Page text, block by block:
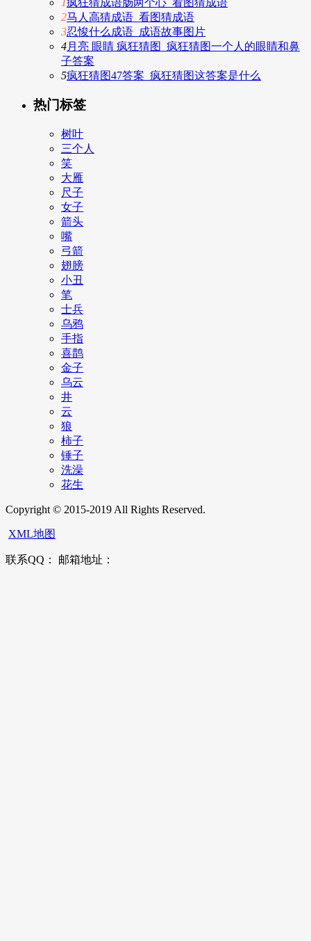
2马人高猜成语_看图猜成语
3忍悛什么成语_成语故事图片
4月亮 眼睛 疯狂猜图_疯狂猜图一个人的眼睛和鼻
子答案
5疯狂猜图47答案_疯狂猜图这答案是什么
热门标签
树叶
三个人
笑
大雁
尺子
女子
箭头
嘴
弓箭
翅膀
小丑
笔
士兵
乌鸦
手指
喜鹊
金子
乌云
井
云
狼
柿子
锤子
洗澡
花生
Copyright © 2015-2019 All Rights Reserved.
XML地图
联系QQ： 邮箱地址：